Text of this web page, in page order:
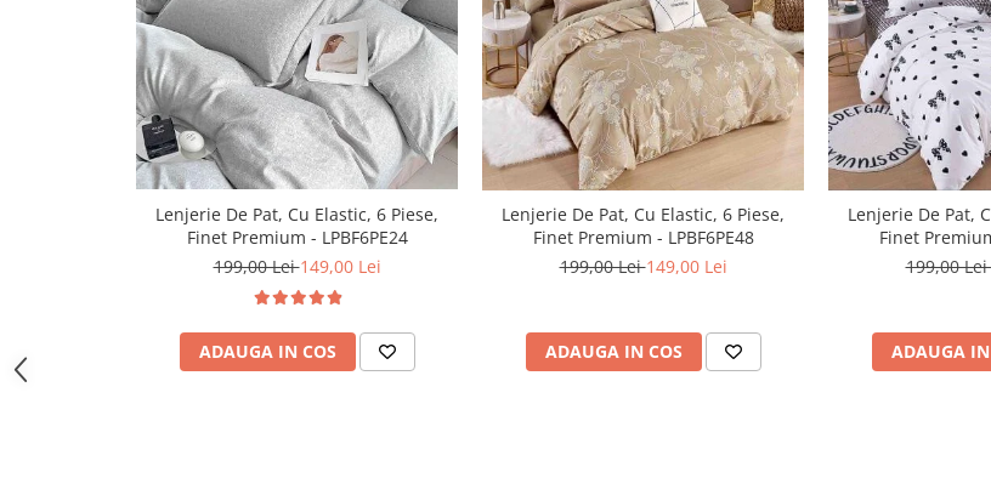
Lenjerie De Pat, Cu Elastic, 6 Piese,
Finet Premium - LPBF6PE24
199,00 Lei149,00 Lei
ADAUGA IN COS
Lenjerie De Pat, Cu Elastic, 6 Piese,
Finet Premium - LPBF6PE48
199,00 Lei149,00 Lei
ADAUGA IN COS
Lenjerie De Pat,
Finet
199,00 Lei
ADAUGA IN